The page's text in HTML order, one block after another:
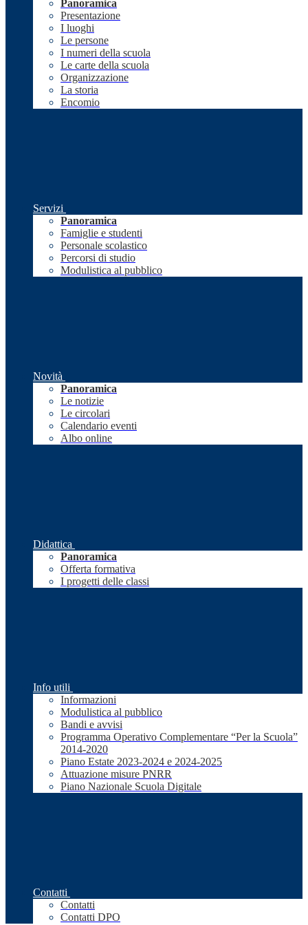
Panoramica
Presentazione
I luoghi
Le persone
I numeri della scuola
Le carte della scuola
Organizzazione
La storia
Encomio
Servizi
Panoramica
Famiglie e studenti
Personale scolastico
Percorsi di studio
Modulistica al pubblico
Novità
Panoramica
Le notizie
Le circolari
Calendario eventi
Albo online
Didattica
Panoramica
Offerta formativa
I progetti delle classi
Info utili
Informazioni
Modulistica al pubblico
Bandi e avvisi
Programma Operativo Complementare “Per la Scuola”
2014-2020
Piano Estate 2023-2024 e 2024-2025
Attuazione misure PNRR
Piano Nazionale Scuola Digitale
Contatti
Contatti
Contatti DPO